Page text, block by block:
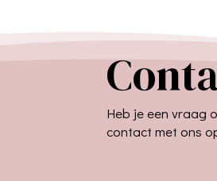
Heb je een vraag
contact met ons